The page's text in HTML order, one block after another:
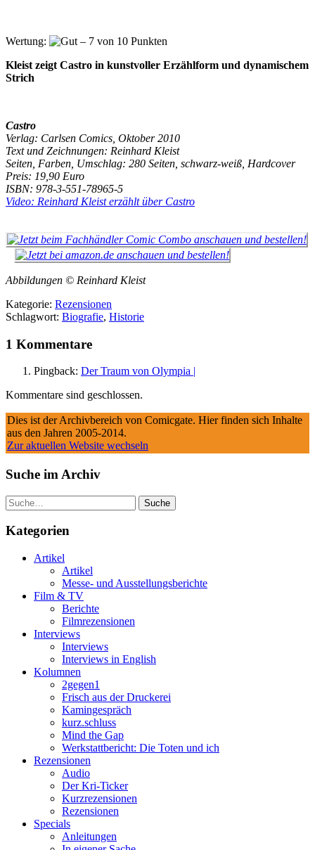
Wertung:
Kleist zeigt Castro in kunstvoller Erzählform und dynamischem
Strich
Castro
Verlag: Carlsen Comics, Oktober 2010
Text und Zeichnungen: Reinhard Kleist
Seiten, Farben, Umschlag: 280 Seiten, schwarz-weiß, Hardcover
Preis: 19,90 Euro
ISBN: 978-3-551-78965-5
Video: Reinhard Kleist erzählt überCastro
Abbildungen © Reinhard Kleist
Kategorie: Rezensionen
Schlagwort: Biografie, Historie
1 Kommentare
Pingback: Der Traum von Olympia |
Kommentare sind geschlossen.
Dies ist der Archivbereich von Comicgate. Hier finden sich Inhalte
aus den Jahren 2005-2014.
Zur aktuellen Website wechseln
Suche im Archiv
Suche
Kategorien
Artikel
Artikel
Messe- und Ausstellungsberichte
Film & TV
Berichte
Filmrezensionen
Interviews
Interviews
Interviews in English
Kolumnen
2gegen1
Frisch aus der Druckerei
Kamingespräch
kurz.schluss
Mind the Gap
Werkstattbericht: Die Toten und ich
Rezensionen
Audio
Der Kri-Ticker
Kurzrezensionen
Rezensionen
Specials
Anleitungen